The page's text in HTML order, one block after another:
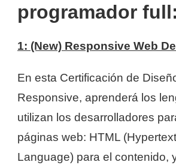
programador full:
1: (New) Responsive Web
En esta Certificación de
Responsive, aprenderá los
utilizan los desarrolladores
páginas web: HTML
Language) para el contenido,